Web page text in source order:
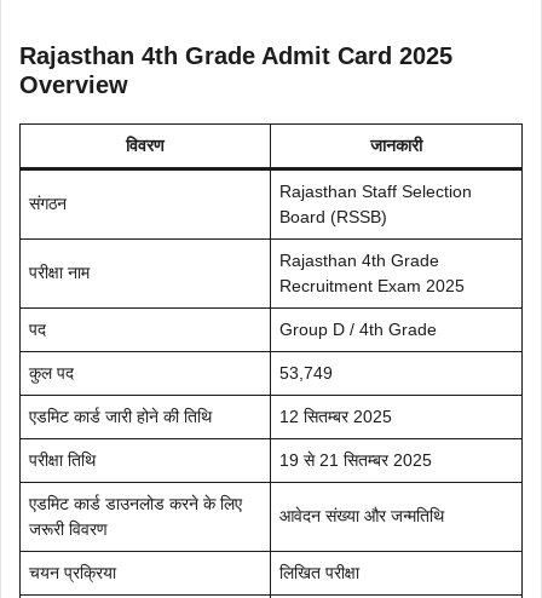
Rajasthan 4th Grade Admit Card 2025
Overview
विवरण जानकारी
संगठन
Rajasthan Staff Selection
Board (RSSB)
परीक्षा नाम
Rajasthan 4th Grade
Recruitment Exam 2025
पद Group D / 4th Grade
कुल पद 53,749
एडमिट कार्ड जारी होने की तिथि 12 सितम्बर 2025
परीक्षा तिथि 19 से 21 सितम्बर 2025
एडमिट कार्ड डाउनलोड करने के लिए
जरूरी विवरण
आवेदन संख्या और जन्मतिथि
चयन प्रक्रिया लिखित परीक्षा